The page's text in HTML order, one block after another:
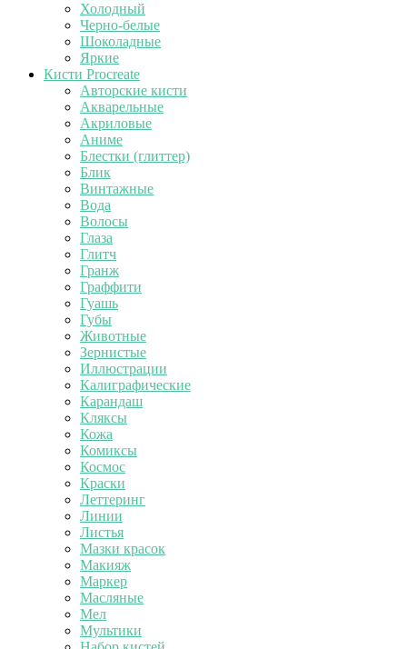
Холодный
Черно-белые
Шоколадные
Яркие
Кисти Procreate
Авторские кисти
Акварельные
Акриловые
Аниме
Блестки (глиттер)
Блик
Винтажные
Вода
Волосы
Глаза
Глитч
Гранж
Граффити
Гуашь
Губы
Животные
Зернистые
Иллюстрации
Калиграфические
Карандаш
Кляксы
Кожа
Комиксы
Космос
Краски
Леттеринг
Линии
Листья
Мазки красок
Макияж
Маркер
Масляные
Мел
Мультики